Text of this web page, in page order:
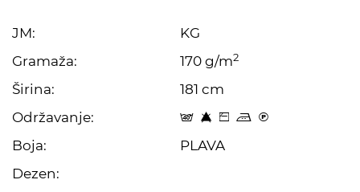
JM:
KG
Gramaža:
170 g/m2
Širina:
181 cm
Održavanje:
t 8 Z p C
Boja:
PLAVA
Dezen: